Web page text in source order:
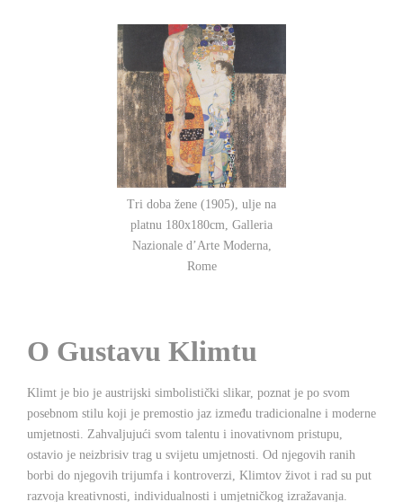
Tri doba žene (1905), ulje na
platnu 180x180cm, Galleria
Nazionale d’Arte Moderna,
Rome
O Gustavu Klimtu
Klimt je bio je austrijski simbolistički slikar, poznat je po svom
posebnom stilu koji je premostio jaz između tradicionalne i moderne
umjetnosti. Zahvaljujući svom talentu i inovativnom pristupu,
ostavio je neizbrisiv trag u svijetu umjetnosti. Od njegovih ranih
borbi do njegovih trijumfa i kontroverzi, Klimtov život i rad su put
razvoja kreativnosti, individualnosti i umjetničkog izražavanja.